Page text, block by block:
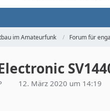
im Amateurfunk Forum für
12. März 2020 um 14:19